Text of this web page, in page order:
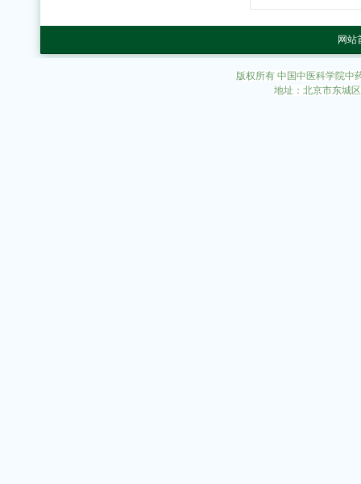
网站
版权所有 中国中医科学院中
地址：北京市东城